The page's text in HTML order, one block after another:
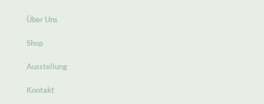
Über Uns
Shop
Ausstellung
Kontakt